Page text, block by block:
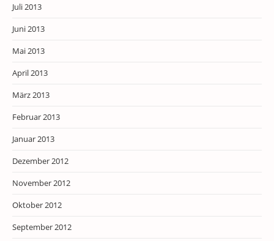
Juli 2013
Juni 2013
Mai 2013
April 2013
März 2013
Februar 2013
Januar 2013
Dezember 2012
November 2012
Oktober 2012
September 2012